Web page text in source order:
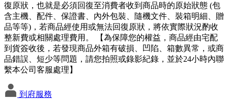
復原狀，也就是必須回復至消費者收到商品時的原始狀態 (包
含主機、配件、保證書、內外包裝、隨機文件、裝箱明細、贈
品等等)，若商品經使用或無法回復原狀，將依實際狀況酌收
整新費或相關處理費用。 【為保障您的權益，商品經由宅配
到貨簽收後，若發現商品外箱有破損、凹陷、箱數異常，或商
品錯誤、短少等問題，請您拍照或錄影紀錄，並於24小時內聯
繫本公司客服處理】
到府服務